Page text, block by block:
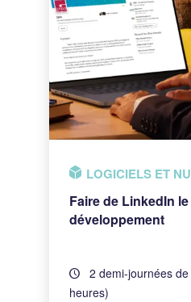
LOGICIELS ET
Faire de LinkedIn
développement
2 demi-journées
heures)